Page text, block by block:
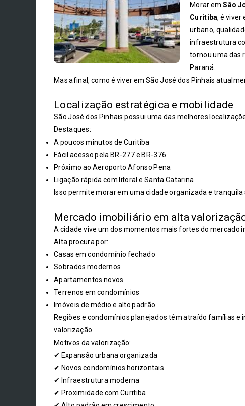
Morar emSão
Curitiba, é viver
urbano,
infraestrutura
tornou uma das
Paraná.
Mas afinal, como é viver em São José dos Pinhais
Localização estratégica e mobilidade
São José dos Pinhais possui uma das melhores
Destaques:
A poucos minutos de Curitiba
Fácil acesso pela BR-277 e BR-376
Próximo ao Aeroporto Afonso Pena
Ligação rápida com litoral e Santa Catarina
Isso permite morar em uma cidade organizada e
Mercado imobiliário em alta
A cidade vive um dos momentos mais fortes do mercado
Alta procura por:
Casas em condomínio fechado
Sobrados modernos
Apartamentos novos
Terrenos em condomínios
Imóveis de médio e alto padrão
Regiões e condomínios planejados têm atraído famílias
valorização.
Motivos da valorização:
✔ Expansão urbana organizada
✔ Novos condomínios horizontais
✔ Infraestrutura moderna
✔ Proximidade com Curitiba